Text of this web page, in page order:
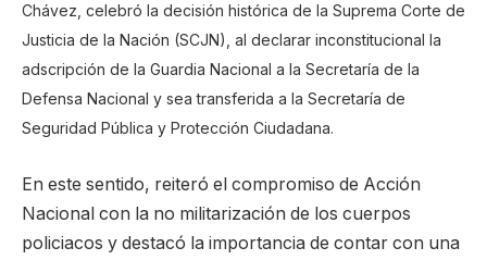
Chávez, celebró la decisión histórica de la Suprema Corte de
Justicia de la Nación (SCJN), al declarar inconstitucional la
adscripción de la Guardia Nacional a la Secretaría de la
Defensa Nacional y sea transferida a la Secretaría de
Seguridad Pública y Protección Ciudadana.
En este sentido, reiteró el compromiso de Acción
Nacional con la no militarización de los cuerpos
policiacos y destacó la importancia de contar con una